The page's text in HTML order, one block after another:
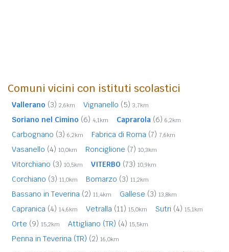
Comuni vicini con istituti scolastici
Vallerano (3) 2,6km Vignanello (5) 3,7km
Soriano nel Cimino (6) 4,1km Caprarola (6) 6,2km
Carbognano (3) 6,2km Fabrica di Roma (7) 7,6km
Vasanello (4) 10,0km Ronciglione (7) 10,3km
Vitorchiano (3) 10,5km VITERBO (73) 10,9km
Corchiano (3) 11,0km Bomarzo (3) 11,2km
Bassano in Teverina (2) 11,4km Gallese (3) 13,8km
Capranica (4) 14,6km Vetralla (11) 15,0km Sutri (4) 15,1km
Orte (9) 15,2km Attigliano (TR) (4) 15,5km
Penna in Teverina (TR) (2) 16,0km